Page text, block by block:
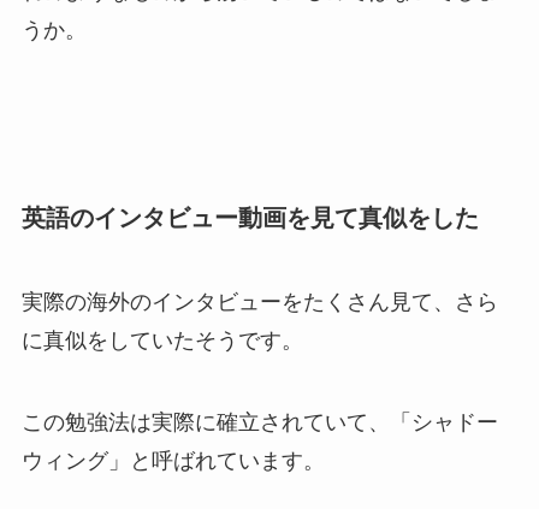
うか。
英語のインタビュー動画を見て真似をした
実際の海外のインタビューをたくさん見て、さら
に真似をしていたそうです。
この勉強法は実際に確立されていて、「シャドー
ウィング」と呼ばれています。